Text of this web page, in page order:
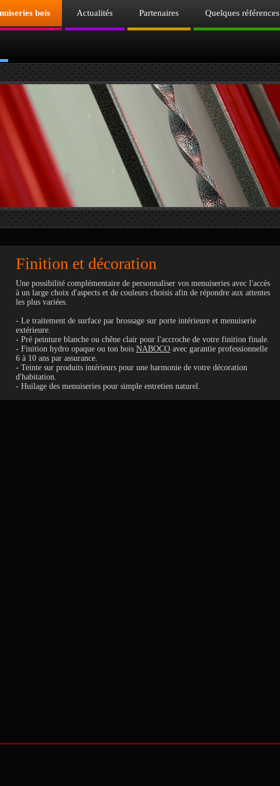
bois Actualités Partenaires Quelques références
Finition et décoration
Une possibilité complémentaire de personnaliser vos menuiseries avec l'accès
à un large choix d'aspects et de couleurs choisis afin de répondre aux attentes
les plus variées.
- Le traitement de surface par brossage sur porte intérieure et menuiserie
extérieure.
- Pré peinture blanche ou chêne clair pour l'accroche de votre finition finale.
- Finition hydro opaque ou ton bois NABOCO avec garantie professionnelle
6 à 10 ans par assurance.
- Teinte sur produits intérieurs pour une harmonie de votre décoration
d'habitation.
- Huilage des menuiseries pour simple entretien naturel.